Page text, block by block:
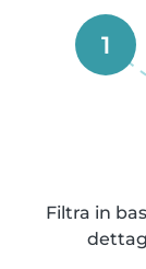
1
Filtra in